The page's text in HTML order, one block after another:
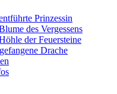
Prinzessin
des Vergessens
der Feuersteine
Drache